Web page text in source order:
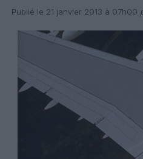
Publié le 21 janvier 2013 à 07h00